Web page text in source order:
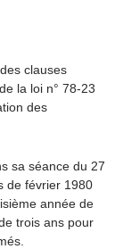
clauses
la loi n° 78-23
des
sa séance du 27
de février 1980
année de
trois ans pour